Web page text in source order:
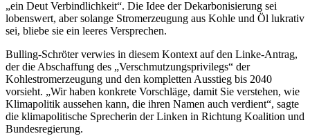
„ein Deut Verbindlichkeit“. Die Idee der Dekarbonisierung sei
lobenswert, aber solange Stromerzeugung aus Kohle und Öl lukrativ
sei, bliebe sie ein leeres Versprechen.
Bulling-Schröter verwies in diesem Kontext auf den Linke-Antrag,
der die Abschaffung des „Verschmutzungsprivilegs“ der
Kohlestromerzeugung und den kompletten Ausstieg bis 2040
vorsieht. „Wir haben konkrete Vorschläge, damit Sie verstehen, wie
Klimapolitik aussehen kann, die ihren Namen auch verdient“, sagte
die klimapolitische Sprecherin der Linken in Richtung Koalition und
Bundesregierung.